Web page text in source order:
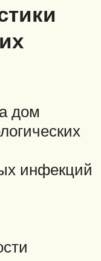
дом
инфекций